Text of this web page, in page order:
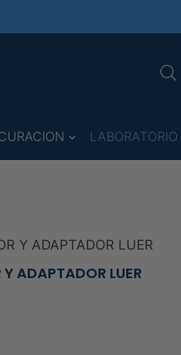
LABORATORIO
ADAPTADOR LUER